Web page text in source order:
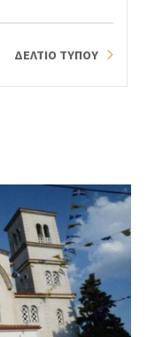
ΔΕΛΤΙΟ ΤΥΠΟΥ